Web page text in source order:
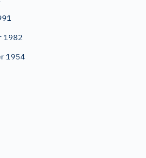
1982
1954